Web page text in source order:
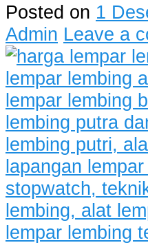
Posted on 1
Admin Leave a